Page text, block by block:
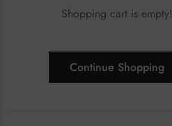
Shopping cart is empty!
Continue Shopping